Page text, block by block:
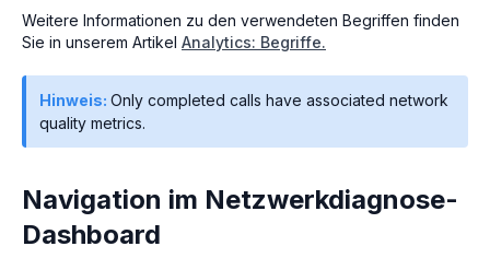
Weitere Informationen zu den verwendeten Begriffen finden
Sie in unserem Artikel Analytics: Begriffe.
Hinweis: Only completed calls have associated network
quality metrics.
Navigation im Netzwerkdiagnose-
Dashboard